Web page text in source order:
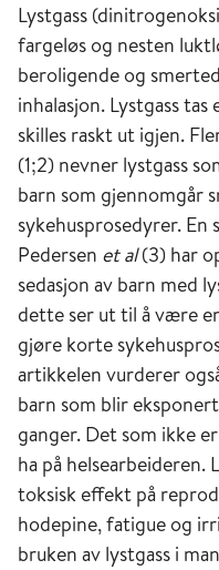
Lystgass
fargeløs og nesten
beroligende og
inhalasjon. Lystgass
skilles raskt ut igjen.
(1;2) nevner lystgass
barn som gjennomgår
sykehusprosedyrer.
Pedersen et al(3) har
sedasjon av barn med
dette ser ut til å være
gjøre korte
artikkelen vurderer
barn som blir
ganger. Det som ikke
ha på helsearbeideren.
toksisk effekt på
hodepine, fatigue og
bruken av lystgass i